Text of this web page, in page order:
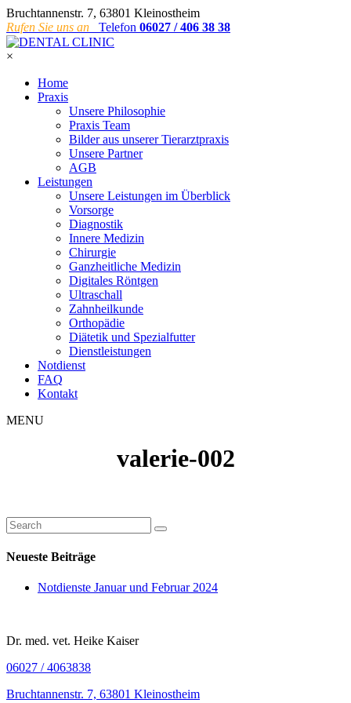
Bruchtannenstr. 7, 63801 Kleinostheim
Rufen Sie uns an
Telefon 06027 / 406 38 38
×
Home
Praxis
Unsere Philosophie
Praxis Team
Bilder aus unserer Tierarztpraxis
Unsere Partner
AGB
Leistungen
Unsere Leistungen im Überblick
Vorsorge
Diagnostik
Innere Medizin
Chirurgie
Ganzheitliche Medizin
Digitales Röntgen
Ultraschall
Zahnheilkunde
Orthopädie
Diätetik und Spezialfutter
Dienstleistungen
Notdienst
FAQ
Kontakt
MENU
valerie-002
Neueste Beiträge
Notdienste Januar und Februar 2024
Dr. med. vet. Heike Kaiser
06027 / 4063838
Bruchtannenstr. 7, 63801 Kleinostheim